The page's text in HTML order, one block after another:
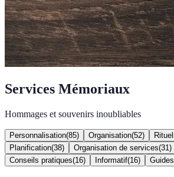
Services Mémoriaux
Hommages et souvenirs inoubliables
Personnalisation(85) Organisation(52)
Planification(38) Organisation de services(31 )
Conseils pratiques(16) Informatif(16)